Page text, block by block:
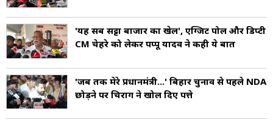
'यह सब सट्टा बाजार का खेल', एग्जिट पोल और डिप्टी
CM चेहरे को लेकर पप्पू यादव ने कही ये बात
'जब तक मेरे प्रधानमंत्री...' बिहार चुनाव से पहले NDA
छोड़ने पर चिराग ने खोल दिए पत्ते